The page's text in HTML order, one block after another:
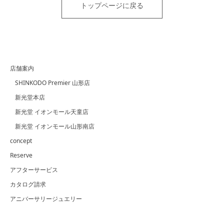
トップページに戻る
店舗案内
SHINKODO Premier 山形店
新光堂本店
新光堂 イオンモール天童店
新光堂 イオンモール山形南店
concept
Reserve
アフターサービス
カタログ請求
アニバーサリージュエリー